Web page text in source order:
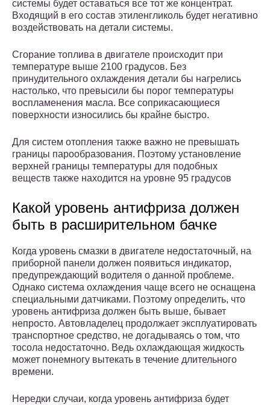
системы будет оставаться все тот же концентрат.
Входящий в его состав этиленгликоль будет негативно
воздействовать на детали системы.
Сгорание топлива в двигателе происходит при
температуре выше 2100 градусов. Без
принудительного охлаждения детали бы нагрелись
настолько, что превысили бы порог температуры
воспламенения масла. Все соприкасающиеся
поверхности износились бы крайне быстро.
Для систем отопления также важно не превышать
границы парообразования. Поэтому установление
верхней границы температуры для подобных
веществ также находится на уровне 95 градусов
Какой уровень антифриза должен
быть в расширительном бачке
Когда уровень смазки в двигателе недостаточный, на
приборной панели должен появиться индикатор,
предупреждающий водителя о данной проблеме.
Однако система охлаждения чаще всего не оснащена
специальными датчиками. Поэтому определить, что
уровень антифриза должен быть выше, бывает
непросто. Автовладелец продолжает эксплуатировать
транспортное средство, не догадываясь о том, что
тосола недостаточно. Ведь охлаждающая жидкость
может понемногу вытекать в течение длительного
времени.
Нередки случаи, когда уровень антифриза будет